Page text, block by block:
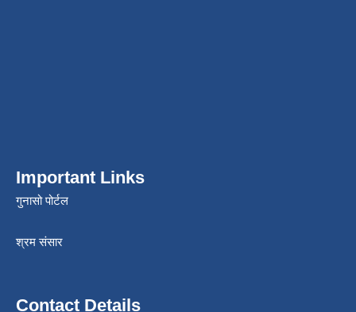
Important Links
गुनासो पोर्टल
श्रम संसार
Contact Details